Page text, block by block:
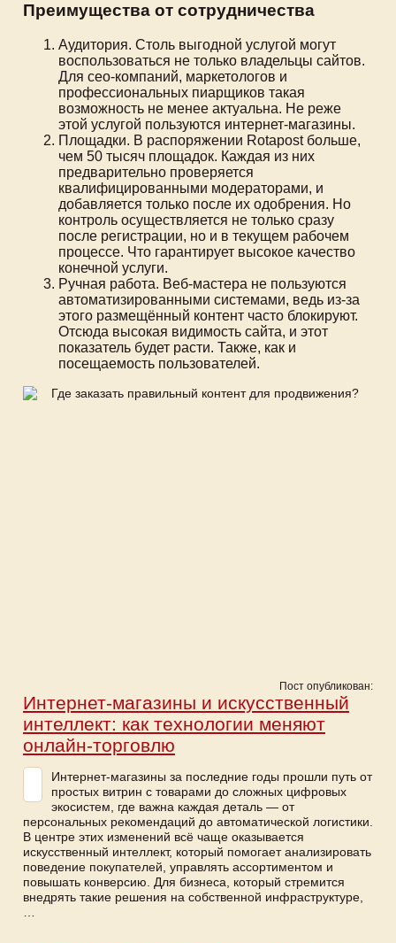
Преимущества от сотрудничества
Аудитория. Столь выгодной услугой могут
воспользоваться не только владельцы сайтов.
Для сео-компаний, маркетологов и
профессиональных пиарщиков такая
возможность не менее актуальна. Не реже
этой услугой пользуются интернет-магазины.
Площадки. В распоряжении Rotapost больше,
чем 50 тысяч площадок. Каждая из них
предварительно проверяется
квалифицированными модераторами, и
добавляется только после их одобрения. Но
контроль осуществляется не только сразу
после регистрации, но и в текущем рабочем
процессе. Что гарантирует высокое качество
конечной услуги.
Ручная работа. Веб-мастера не пользуются
автоматизированными системами, ведь из-за
этого размещённый контент часто блокируют.
Отсюда высокая видимость сайта, и этот
показатель будет расти. Также, как и
посещаемость пользователей.
Пост опубликован:
Интернет-магазины и искусственный
интеллект: как технологии меняют
онлайн-торговлю
Интернет-магазины за последние годы прошли путь от
простых витрин с товарами до сложных цифровых
экосистем, где важна каждая деталь — от
персональных рекомендаций до автоматической логистики.
В центре этих изменений всё чаще оказывается
искусственный интеллект, который помогает анализировать
поведение покупателей, управлять ассортиментом и
повышать конверсию. Для бизнеса, который стремится
внедрять такие решения на собственной инфраструктуре,